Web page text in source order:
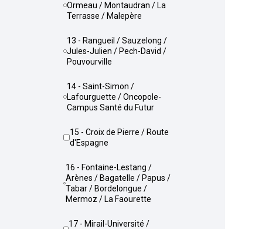
Ormeau / Montaudran / La
Terrasse / Malepère
13 - Rangueil / Sauzelong /
Jules-Julien / Pech-David /
Pouvourville
14 - Saint-Simon /
Lafourguette / Oncopole-
Campus Santé du Futur
15 - Croix de Pierre / Route
d'Espagne
16 - Fontaine-Lestang /
Arènes / Bagatelle / Papus /
Tabar / Bordelongue /
Mermoz / La Faourette
17 - Mirail-Université /